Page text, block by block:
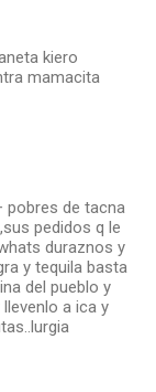
kiero
mamacita
pobres de tacna
pedidos q le
duraznos y
y tequila basta
del pueblo y
a ica y